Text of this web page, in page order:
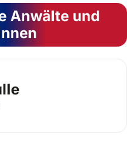
Anwälte und